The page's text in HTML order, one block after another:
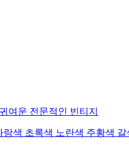
귀여운 전문적인 빈티지
랑색 초록색 노란색 주황색